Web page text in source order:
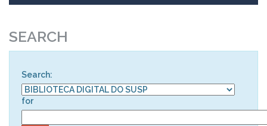
SEARCH
Search:
for